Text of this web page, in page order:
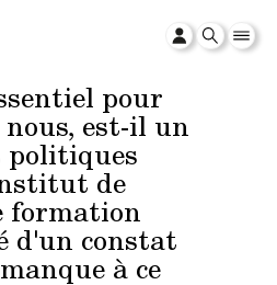
pour
est-il un
politiques
de
formation
d'un constat
à ce